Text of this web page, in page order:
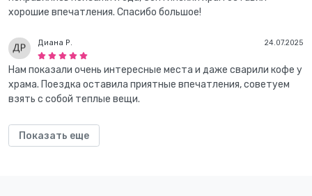
хорошие впечатления. Спасибо большое!
24.07.2025
Диана Р.
Нам показали очень интересные места и даже сварили кофе у
храма. Поездка оставила приятные впечатления, советуем
взять с собой теплые вещи.
Показать еще